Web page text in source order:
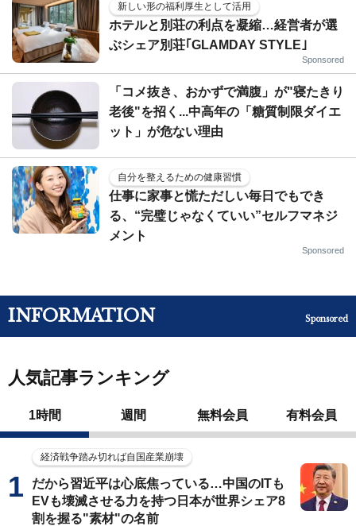
新しい形の福利厚生として活用
ホテルと別荘の利点を凝縮…経営者が選
ぶシェア別荘｢GLAMDAY STYLE｣
Sponsored
「コメ抜き、おかずで満腹」が"寝たきり
老後"を招く...中高年の「糖質制限ダイエ
ット」が危ない理由
自分を整えるための健康習慣
仕事に家事と慌ただしい毎日でもでき
る、“完璧じゃなくていい”セルフマネジ
メント
Sponsored
INFORMATION Sponsored
人気記事ランキング
1時間 週間 無料会員 有料会員
経済戦争踏み切れば自国産業崩壊
だから習近平は心底焦っている…中国のITも
EVも壊滅させる力を持つ日本が世界シェア8
割を握る"素材"の名前